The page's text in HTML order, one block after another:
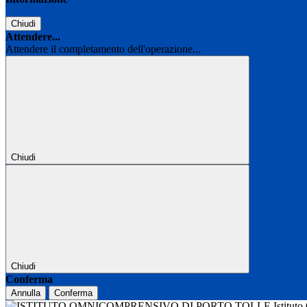
Chiudi
Attendere...
Attendere il completamento dell'operazione...
Chiudi
Chiudi
Conferma
Annulla Conferma